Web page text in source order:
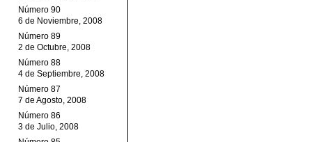
Número 90
6 de Noviembre, 2008
Número 89
2 de Octubre, 2008
Número 88
4 de Septiembre, 2008
Número 87
7 de Agosto, 2008
Número 86
3 de Julio, 2008